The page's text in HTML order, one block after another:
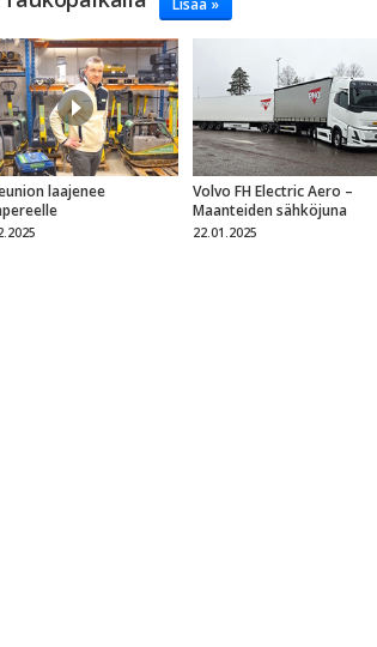
Lisää »
laajenee
Volvo FH Electric Aero –
Maanteiden sähköjuna
22.01.2025